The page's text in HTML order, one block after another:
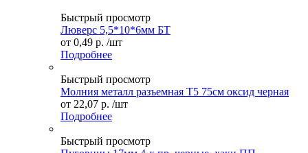
Быстрый просмотр
Люверс 5,5*10*6мм БТ
от 0,49 р. /шт
Подробнее
Быстрый просмотр
Молния металл разъемная Т5 75см оксид черная
от 22,07 р. /шт
Подробнее
Быстрый просмотр